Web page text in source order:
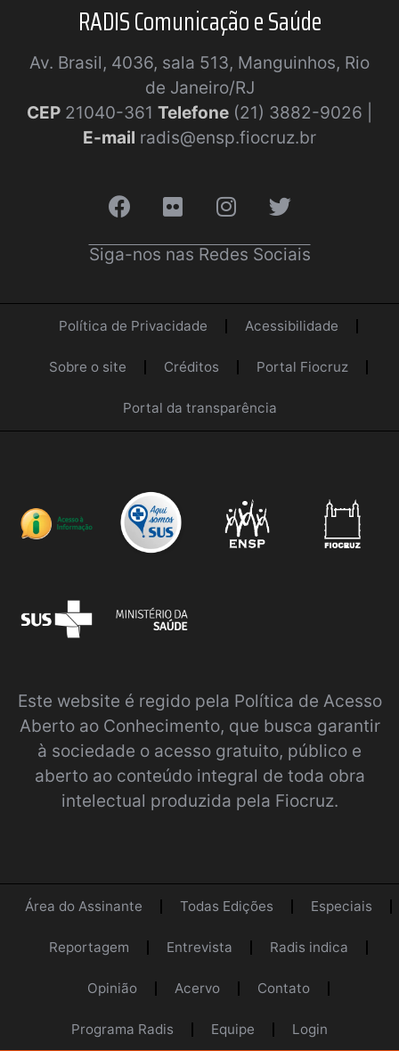
RADIS Comunicação e Saúde
Av. Brasil, 4036, sala 513, Manguinhos, Rio
de Janeiro/RJ
CEP 21040-361 Telefone (21) 3882-9026 |
E-mail radis@ensp.fiocruz.br
Siga-nos nas Redes Sociais
Política de Privacidade Acessibilidade
Sobre o site Créditos Portal Fiocruz
Portal da transparência
Este website é regido pela Política de Acesso
Aberto ao Conhecimento, que busca garantir
à sociedade o acesso gratuito, público e
aberto ao conteúdo integral de toda obra
intelectual produzida pela Fiocruz.
Área do Assinante Todas Edições Especiais
Reportagem Entrevista Radis indica
Opinião Acervo Contato
Programa Radis Equipe Login